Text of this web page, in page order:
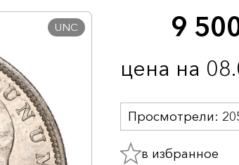
UNC 9
цена на
Просмотрели:
в избранное